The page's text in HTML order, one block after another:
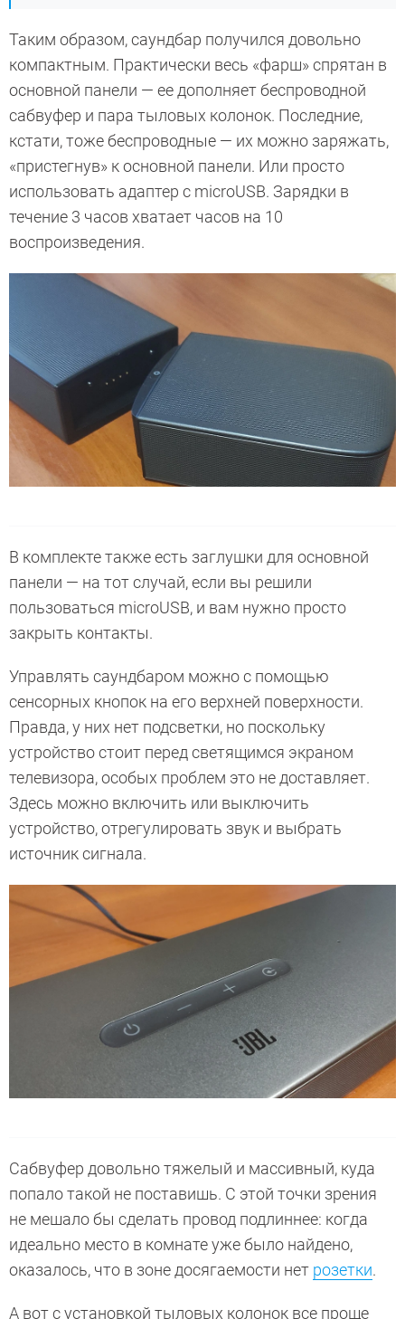
Таким образом, саундбар получился довольно
компактным. Практически весь «фарш» спрятан в
основной панели — ее дополняет беспроводной
сабвуфер и пара тыловых колонок. Последние,
кстати, тоже беспроводные — их можно заряжать,
«пристегнув» к основной панели. Или просто
использовать адаптер с microUSB. Зарядки в
течение 3 часов хватает часов на 10
воспроизведения.
В комплекте также есть заглушки для основной
панели — на тот случай, если вы решили
пользоваться microUSB, и вам нужно просто
закрыть контакты.
Управлять саундбаром можно с помощью
сенсорных кнопок на его верхней поверхности.
Правда, у них нет подсветки, но поскольку
устройство стоит перед светящимся экраном
телевизора, особых проблем это не доставляет.
Здесь можно включить или выключить
устройство, отрегулировать звук и выбрать
источник сигнала.
Сабвуфер довольно тяжелый и массивный, куда
попало такой не поставишь. С этой точки зрения
не мешало бы сделать провод подлиннее: когда
идеально место в комнате уже было найдено,
оказалось, что в зоне досягаемости нет розетки.
А вот с установкой тыловых колонок все проще